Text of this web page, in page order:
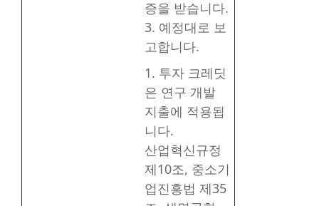
증을 받습니다.
3. 예정대로 보
고합니다.
1. 투자 크레딧
은 연구 개발
지출에 적용됩
니다.
산업혁신규정
제10조, 중소기
업진흥법 제35